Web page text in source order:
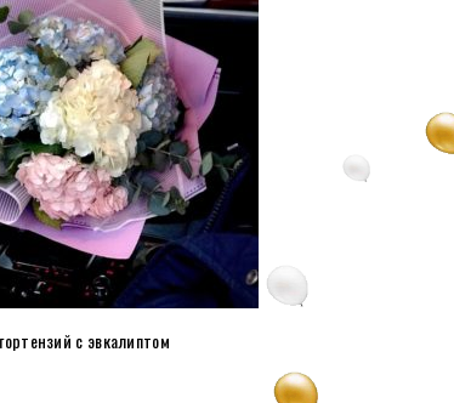
c эвкалиптом